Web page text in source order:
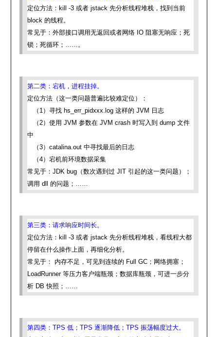
定位方法：kill -3 或者 jstack 先分析线程堆栈，找到当前
block 的线程。
常见于：外部接口调用无返回或者网络 IO 阻塞无响应；死
锁；死循环；……。
第二类：宕机，进程挂掉。
定位方法（这一类问题普遍比较难定位）：
（1）寻找 hs_err_pidxxx.log 这样的 JVM 日志
（2）使用 JVM 参数在 JVM crash 时写入到 dump 文件
中
（3）catalina.out 中寻找最后的日志
（4）宕机前环境数据采集
常见于：JDK bug（数次遇到过 JIT 引起的这一类问题）；
调用 dll 的问题；……
第三类：请求响应时间长。
定位方法：kill -3 或者 jstack 先分析线程堆栈，看线程大都
停留在什么操作上面，再细化分析。
常见于： 内存不足，可见到连续的 Full GC；网络拥塞；
LoadRunner 等压力客户端瓶颈；数据库瓶颈，可进一步分
析 DB 快照；……
第四类：TPS 低；TPS 逐渐降低；TPS 振荡幅度过大。